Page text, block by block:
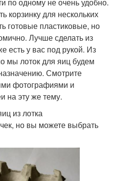
корзинку для нескольких
готовые пластиковые, но
Лучше сделать из
есть у вас под рукой. Из
мы лоток для яиц будем
Смотрите
фотографиями и
на эту же тему.
из лотка
но вы можете выбрать